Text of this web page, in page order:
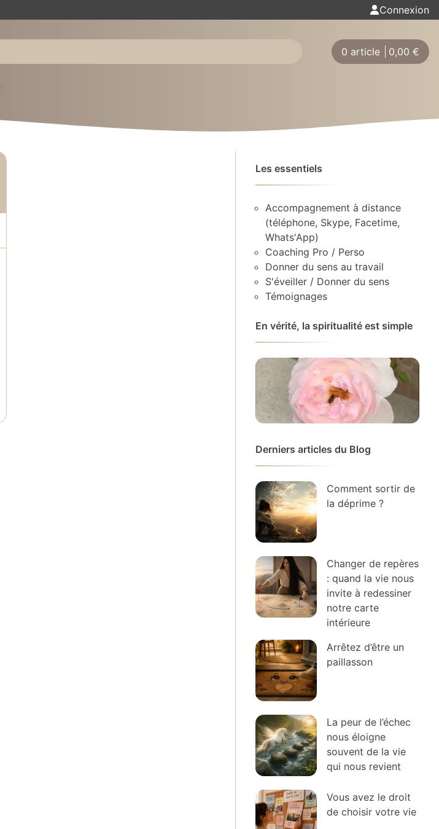
Connexion
0 article 0,00 €
Les essentiels
Accompagnement à distance
(téléphone, Skype, Facetime,
Whats'App)
Coaching Pro / Perso
Donner du sens au travail
S'éveiller / Donner du sens
Témoignages
En vérité, la spiritualité est simple
Derniers articles du Blog
Comment sortir de
la déprime ?
Changer de repères
: quand la vie nous
invite à redessiner
notre carte
intérieure
Arrêtez d’être un
paillasson
La peur de l’échec
nous éloigne
souvent de la vie
qui nous revient
Vous avez le droit
de choisir votre vie